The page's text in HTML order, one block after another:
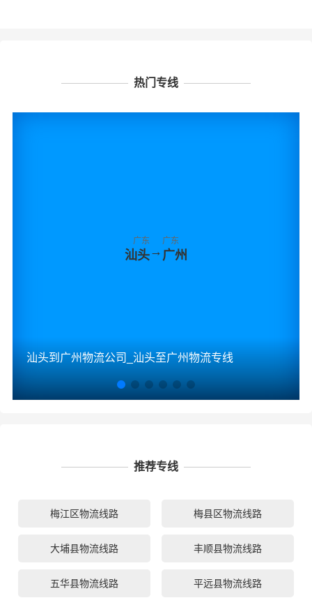
热门专线
广东
汕头→
广东
广州
汕头到广州物流公司_汕头至广州物流专线
推荐专线
梅江区物流线路 梅县区物流线路
大埔县物流线路 丰顺县物流线路
五华县物流线路 平远县物流线路